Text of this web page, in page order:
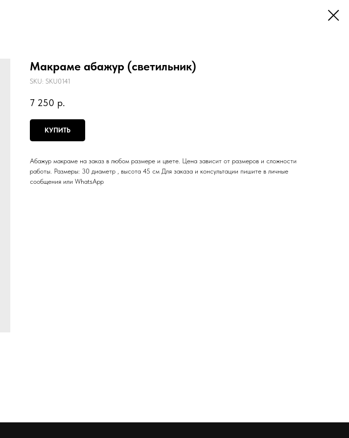
Макраме абажур (светильник)
SKU: SKU0141
7 250 р.
КУПИТЬ
Абажур макраме на заказ в любом размере и цвете. Цена зависит от размеров и сложности
работы. Размеры: 30 диаметр , высота 45 см Для заказа и консультации пишите в личные
сообщения или WhatsApp